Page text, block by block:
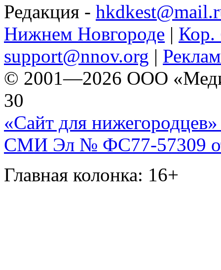
Редакция -
Нижнем Новгороде | Кор.
support@nnov.org |
© 2001—2026 ООО
30
«Сайт для нижегородцев»
СМИ Эл № ФС77-57309
Главная колонка: 16+